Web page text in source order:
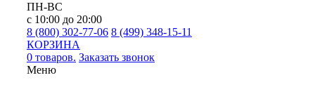
ПН-ВС
с 10:00 до 20:00
8 (800) 302-77-06 8 (499) 348-15-11
КОРЗИНА
0 товаров. Заказать звонок
Меню